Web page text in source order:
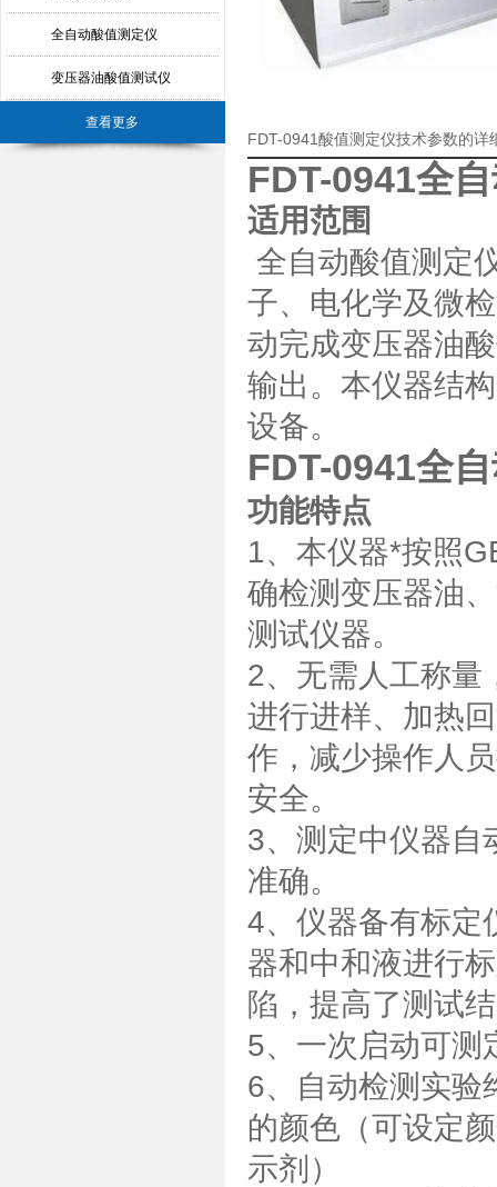
全自动酸值测定仪
变压器油酸值测试仪
查看更多
FDT-0941酸值测定仪技术参数的详
FDT-0941全
适用范围
全自动酸值测定
子、电化学及微
动完成变压器油
输出。本仪器结
设备。
FDT-0941全
功能特点
1、本仪器*按照
确检测变压器油
测试仪器。
2、无需人工称量
进行进样、加热
作，减少操作人
安全。
3、测定中仪器自
准确。
4、仪器备有标定
器和中和液进行
陷，提高了测试
5、一次启动可
6、自动检测实验
的颜色（可设定
示剂）